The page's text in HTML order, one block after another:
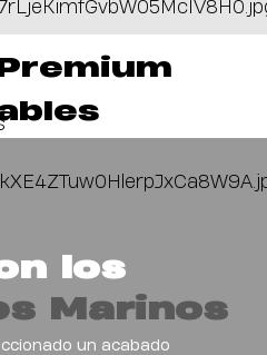
los
Marinos
un acabado